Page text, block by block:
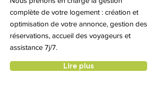
complète de votre logement : création et
optimisation de votre annonce, gestion des
réservations, accueil des voyageurs et
assistance 7j/7.
Lire plus